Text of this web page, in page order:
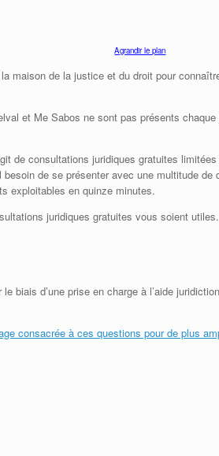
Agrandir le plan
maison de la justice et du droit pour
et Me Sabos ne sont pas présents
de consultations juridiques gratuites
besoin de se présenter avec une multitude
exploitables en quinze minutes.
juridiques gratuites vous soient utiles.
biais d’une prise en charge à l’aide
consacrée à ces questions pour de plus